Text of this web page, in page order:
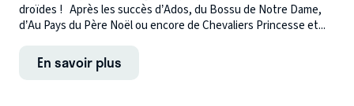
droïdes ! Après les succès d’Ados, du Bossu de Notre Dame,
d’Au Pays du Père Noël ou encore de Chevaliers Princesse et...
En savoir plus